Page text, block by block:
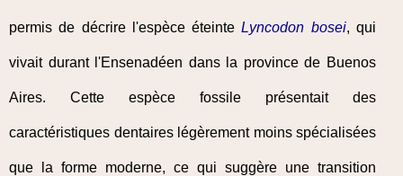
permis de décrire l'espèce éteinteLyncodon bosei, qui
vivait durant l'Ensenadéen dans la province de Buenos
Aires. Cette espèce fossile présentait des
caractéristiques dentaires légèrement moins spécialisées
que la forme moderne, ce qui suggère une transition